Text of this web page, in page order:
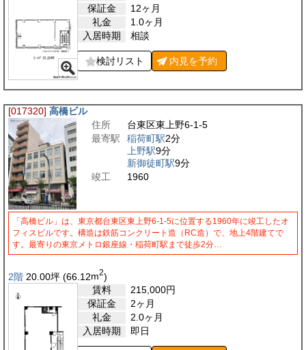
保証金
12ヶ月
礼金
1.0ヶ月
入居時期
相談
検討リスト 内見を予約
[017320] 高橋ビル
住所
台東区東上野6-1-5
最寄駅
稲荷町駅2分
上野駅9分
新御徒町駅9分
竣工
1960
「高橋ビル」は、東京都台東区東上野6-1-5に位置する1960年に竣工したオ
フィスビルです。構造は鉄筋コンクリート造（RC造）で、地上4階建てで
す。最寄りの東京メトロ銀座線・稲荷町駅まで徒歩2分…
2階 20.00坪 (66.12m2)
賃料
215,000円
保証金
2ヶ月
礼金
2.0ヶ月
入居時期
即日